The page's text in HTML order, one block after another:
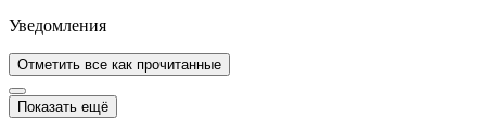
Уведомления
Отметить все как прочитанные
Показать ещё